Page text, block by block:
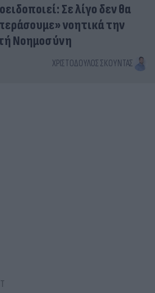
Σε λίγο δεν θα
νοητικά την
Νοημοσύνη
ΧΡΙΣΤΌΔΟΥΛΟΣ ΣΚΟΎΝΤΑΣ